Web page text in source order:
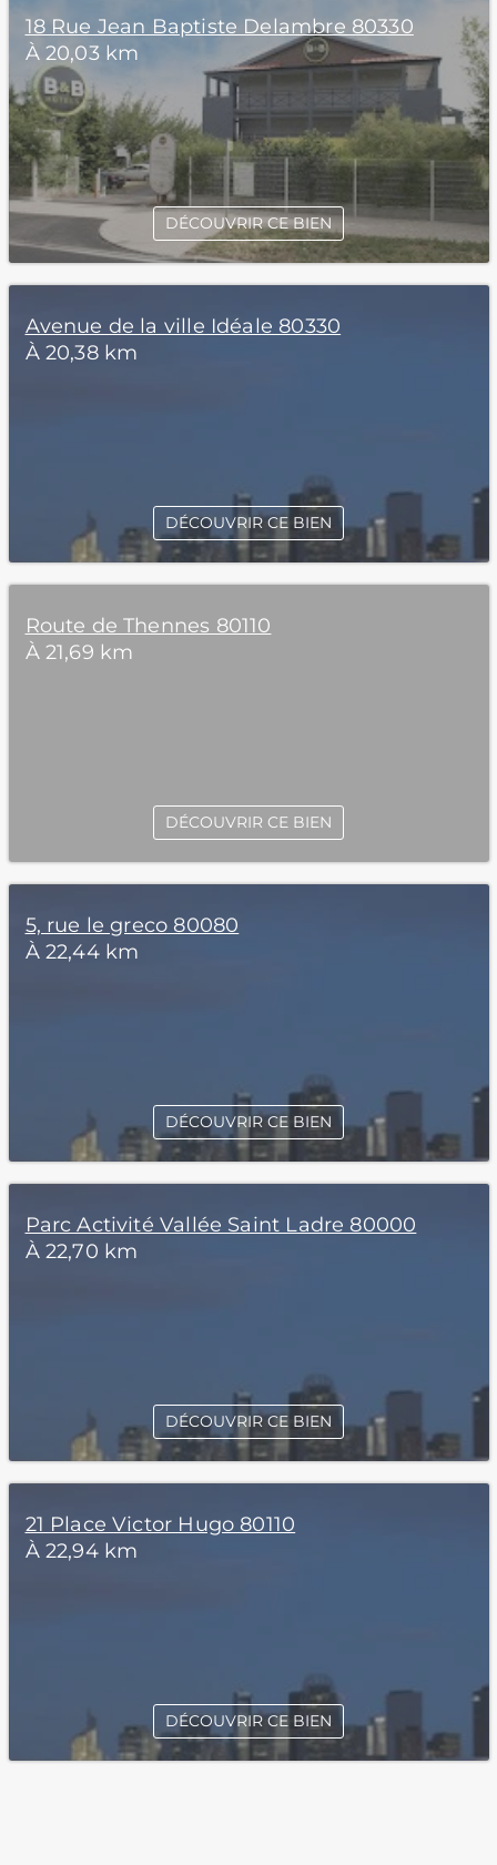
18 Rue Jean Baptiste Delambre 80330
À 20,03 km
DÉCOUVRIR CE BIEN
Avenue de la ville Idéale 80330
À 20,38 km
DÉCOUVRIR CE BIEN
Route de Thennes 80110
À 21,69 km
DÉCOUVRIR CE BIEN
5, rue le greco 80080
À 22,44 km
DÉCOUVRIR CE BIEN
Parc Activité Vallée Saint Ladre 80000
À 22,70 km
DÉCOUVRIR CE BIEN
21 Place Victor Hugo 80110
À 22,94 km
DÉCOUVRIR CE BIEN